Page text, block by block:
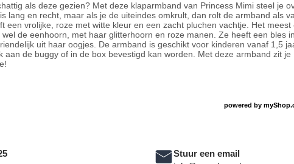
als deze gezien? Met deze klaparmband van Princess Mimi steel je
lang en recht, maar als je de uiteindes omkrult, dan rolt de armband als
een vrolijke, roze met witte kleur en een zacht pluchen vachtje. Het meest
de eenhoorn, met haar glitterhoorn en roze manen. Ze heeft een bles
uit haar oogjes. De armband is geschikt voor kinderen vanaf 1,5
aan de buggy of in de box bevestigd kan worden. Met deze armband zit je
powered by
Stuur een email